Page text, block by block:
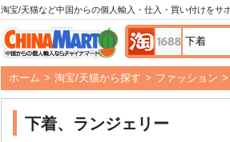
淘宝/天猫など中国からの個人輸入・仕入・買い付けをサ
ホーム > 淘宝/天猫から探す > ファッション >
下着、ランジェリー